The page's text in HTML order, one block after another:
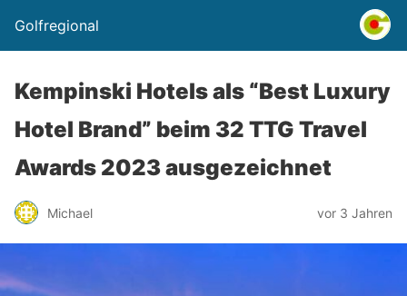
Golfregional
Kempinski Hotels als “Best Luxury
Hotel Brand” beim 32 TTG Travel
Awards 2023 ausgezeichnet
Michael vor 3 Jahren